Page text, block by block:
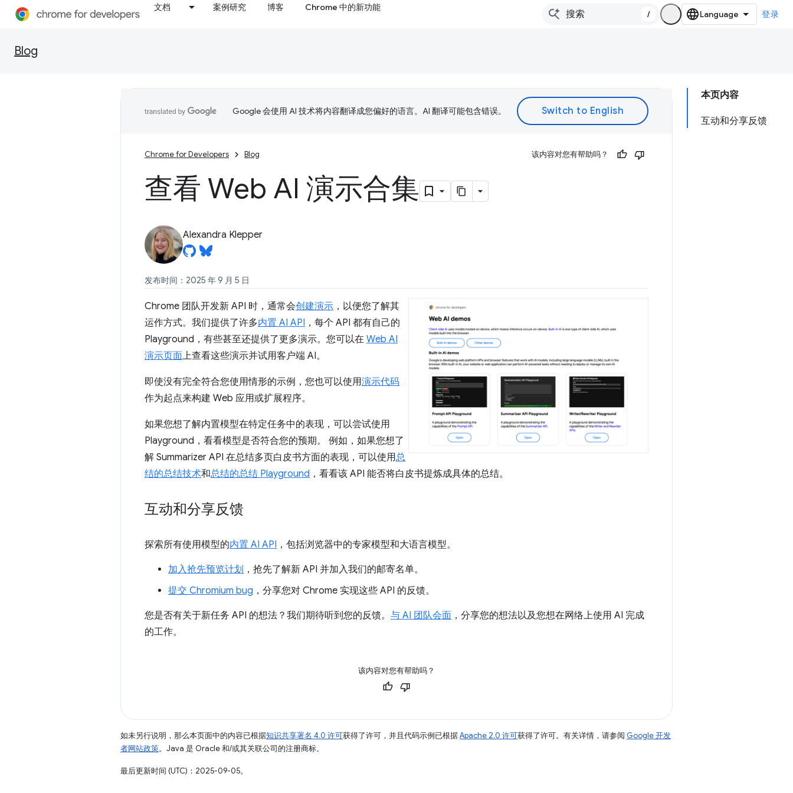
文档 案例研究 博客 Chrome 中的新功能
/ 登录
Blog
本页内容
互动和分享反馈
Google 会使用 AI 技术将内容翻译成您偏好的语言。AI 翻译可能包含错误。
Chrome for Developers Blog 该内容对您有帮助吗？
查看 Web AI 演示合集
Alexandra Klepper
发布时间：2025 年 9 月 5 日
Chrome 团队开发新 API 时，通常会创建演示 ，以便您了解其
运作方式。我们提供了许多内置 AI API ，每个 API 都有自己的
Playground，有些甚至还提供了更多演示。您可以在 Web AI
演示页面上查看这些演示并试用客户端 AI。
即使没有完全符合您使用情形的示例，您也可以使用演示代码
作为起点来构建 Web 应用或扩展程序。
如果您想了解内置模型在特定任务中的表现，可以尝试使用
Playground，看看模型是否符合您的预期。 例如，如果您想了
解 Summarizer API 在总结多页白皮书方面的表现，可以使用总
结的总结技术和总结的总结 Playground ，看看该 API 能否将白皮书提炼成具体的总结。
互动和分享反馈
探索所有使用模型的内置 AI API ，包括浏览器中的专家模型和大语言模型。
加入抢先预览计划 ，抢先了解新 API 并加入我们的邮寄名单。
提交 Chromium bug ，分享您对 Chrome 实现这些 API 的反馈。
您是否有关于新任务 API 的想法？我们期待听到您的反馈。 与 AI 团队会面 ，分享您的想法以及您想在网络上使用 AI 完成
的工作。
该内容对您有帮助吗？
如未另行说明，那么本页面中的内容已根据知识共享署名 4.0 许可获得了许可，并且代码示例已根据Apache 2.0 许可获得了许可。有关详情，请参阅 Google 开发
者网站政策。Java 是 Oracle 和/或其关联公司的注册商标。
最后更新时间 (UTC)：2025-09-05。